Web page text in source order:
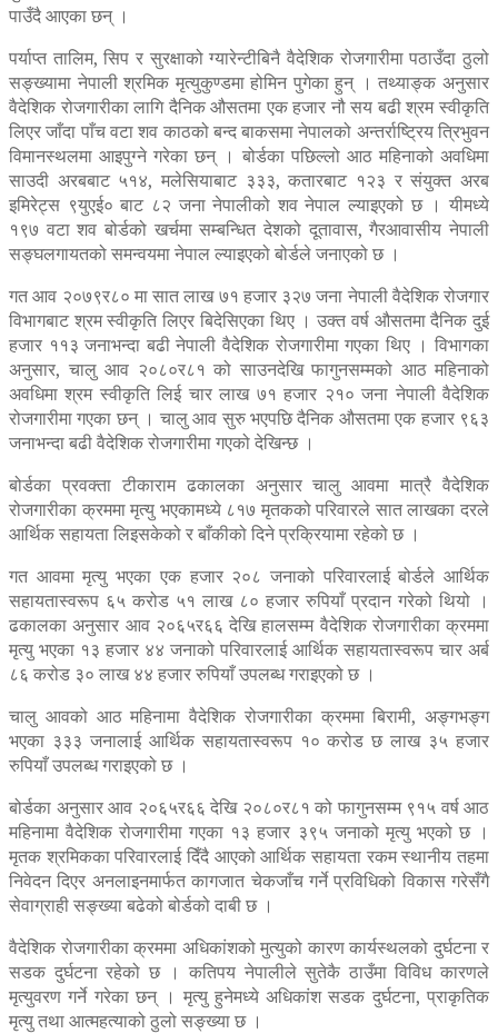
पाउँदै आएका छन् ।
पर्याप्त तालिम, सिप र सुरक्षाको ग्यारेन्टीबिनै वैदेशिक रोजगारीमा पठाउँदा ठुलो
सङ्ख्यामा नेपाली श्रमिक मृत्युकुण्डमा होमिन पुगेका हुन् । तथ्याङ्क अनुसार
वैदेशिक रोजगारीका लागि दैनिक औसतमा एक हजार नौ सय बढी श्रम स्वीकृति
लिएर जाँदा पाँच वटा शव काठको बन्द बाकसमा नेपालको अन्तर्राष्ट्रिय त्रिभुवन
विमानस्थलमा आइपुग्ने गरेका छन् । बोर्डका पछिल्लो आठ महिनाको अवधिमा
साउदी अरबबाट ५१४, मलेसियाबाट ३३३, कतारबाट १२३ र संयुक्त अरब
इमिरेट्स ९युएई० बाट ८२ जना नेपालीको शव नेपाल ल्याइएको छ । यीमध्ये
१९७ वटा शव बोर्डको खर्चमा सम्बन्धित देशको दूतावास, गैरआवासीय नेपाली
सङ्घलगायतको समन्वयमा नेपाल ल्याइएको बोर्डले जनाएको छ ।
गत आव २०७९र८० मा सात लाख ७१ हजार ३२७ जना नेपाली वैदेशिक रोजगार
विभागबाट श्रम स्वीकृति लिएर बिदेसिएका थिए । उक्त वर्ष औसतमा दैनिक दुई
हजार ११३ जनाभन्दा बढी नेपाली वैदेशिक रोजगारीमा गएका थिए । विभागका
अनुसार, चालु आव २०८०र८१ को साउनदेखि फागुनसम्मको आठ महिनाको
अवधिमा श्रम स्वीकृति लिई चार लाख ७१ हजार २१० जना नेपाली वैदेशिक
रोजगारीमा गएका छन् । चालु आव सुरु भएपछि दैनिक औसतमा एक हजार ९६३
जनाभन्दा बढी वैदेशिक रोजगारीमा गएको देखिन्छ ।
बोर्डका प्रवक्ता टीकाराम ढकालका अनुसार चालु आवमा मात्रै वैदेशिक
रोजगारीका क्रममा मृत्यु भएकामध्ये ८१७ मृतकको परिवारले सात लाखका दरले
आर्थिक सहायता लिइसकेको र बाँकीको दिने प्रक्रियामा रहेको छ ।
गत आवमा मृत्यु भएका एक हजार २०८ जनाको परिवारलाई बोर्डले आर्थिक
सहायतास्वरूप ६५ करोड ५१ लाख ८० हजार रुपियाँ प्रदान गरेको थियो ।
ढकालका अनुसार आव २०६५र६६ देखि हालसम्म वैदेशिक रोजगारीका क्रममा
मृत्यु भएका १३ हजार ४४ जनाको परिवारलाई आर्थिक सहायतास्वरूप चार अर्ब
८६ करोड ३० लाख ४४ हजार रुपियाँ उपलब्ध गराइएको छ ।
चालु आवको आठ महिनामा वैदेशिक रोजगारीका क्रममा बिरामी, अङ्गभङ्ग
भएका ३३३ जनालाई आर्थिक सहायतास्वरूप १० करोड छ लाख ३५ हजार
रुपियाँ उपलब्ध गराइएको छ ।
बोर्डका अनुसार आव २०६५र६६ देखि २०८०र८१ को फागुनसम्म ९१५ वर्ष आठ
महिनामा वैदेशिक रोजगारीमा गएका १३ हजार ३९५ जनाको मृत्यु भएको छ ।
मृतक श्रमिकका परिवारलाई दिँदै आएको आर्थिक सहायता रकम स्थानीय तहमा
निवेदन दिएर अनलाइनमार्फत कागजात चेकजाँच गर्ने प्रविधिको विकास गरेसँगै
सेवाग्राही सङ्ख्या बढेको बोर्डको दाबी छ ।
वैदेशिक रोजगारीका क्रममा अधिकांशको मुत्युको कारण कार्यस्थलको दुर्घटना र
सडक दुर्घटना रहेको छ । कतिपय नेपालीले सुतेकै ठाउँमा विविध कारणले
मृत्युवरण गर्ने गरेका छन् । मृत्यु हुनेमध्ये अधिकांश सडक दुर्घटना, प्राकृतिक
मृत्यु तथा आत्महत्याको ठुलो सङ्ख्या छ ।